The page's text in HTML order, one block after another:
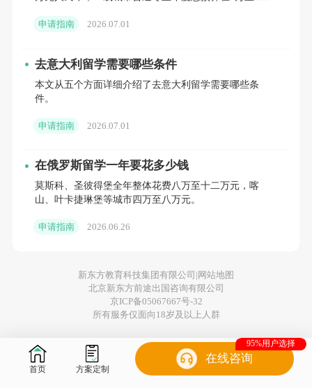
申请指南 2026.07.01
去意大利留学需要哪些条件
本文从五个方面详细介绍了去意大利留学需要哪些条
件。
申请指南 2026.07.01
在俄罗斯留学一年要花多少钱
莫斯科、圣彼得堡全年整体花费八万至十二万元，喀
山、叶卡捷琳堡等城市四万至八万元。
申请指南 2026.06.26
新东方教育科技集团有限公司| 网站地图
北京新东方前途出国咨询有限公司
京ICP备05067667号-32
所有服务仅面向18岁及以上人群
首页 方案定制
在线咨询
95%用户选择